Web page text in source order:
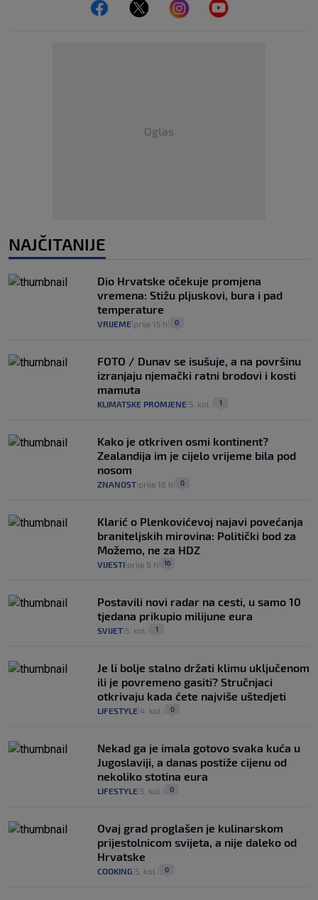
Oglas
NAJČITANIJE
Dio Hrvatske očekuje promjena
vremena: Stižu pljuskovi, bura i pad
temperature
VRIJEME prije 15 h 0
FOTO / Dunav se isušuje, a na površinu
izranjaju njemački ratni brodovi i kosti
mamuta
KLIMATSKE PROMJENE 5. kol. 1
Kako je otkriven osmi kontinent?
Zealandija im je cijelo vrijeme bila pod
nosom
ZNANOST prije 16 h 0
Klarić o Plenkovićevoj najavi povećanja
braniteljskih mirovina: Politički bod za
Možemo, ne za HDZ
VIJESTI prije 9 h 16
Postavili novi radar na cesti, u samo 10
tjedana prikupio milijune eura
SVIJET 5. kol. 1
Je li bolje stalno držati klimu uključenom
ili je povremeno gasiti? Stručnjaci
otkrivaju kada ćete najviše uštedjeti
LIFESTYLE 4. kol. 0
Nekad ga je imala gotovo svaka kuća u
Jugoslaviji, a danas postiže cijenu od
nekoliko stotina eura
LIFESTYLE 5. kol. 0
Ovaj grad proglašen je kulinarskom
prijestolnicom svijeta, a nije daleko od
Hrvatske
COOKING 5. kol. 0